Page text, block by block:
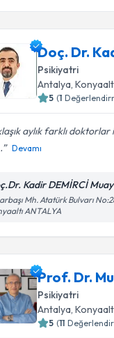
Doç. Dr.
Psikiyatri
Antalya,
5 (1
aylık farklı
Devamı
Kadir DEMİRCİ
Mh. Atatürk Bulvarı
ANTALYA
Prof. Dr.
Psikiyatri
Antalya,
5 (11